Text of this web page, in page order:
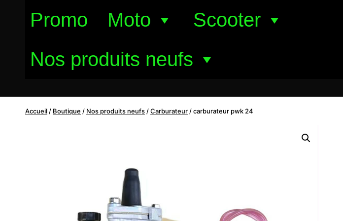
Promo Moto
Scooter
Nos produits neufs
Accueil / Boutique / Nos produits neufs /Carburateur /carburateur pwk 24